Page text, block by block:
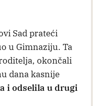
Sad prateći
u Gimnaziju. Ta
okončali
dana kasnije
i odselila u drugi